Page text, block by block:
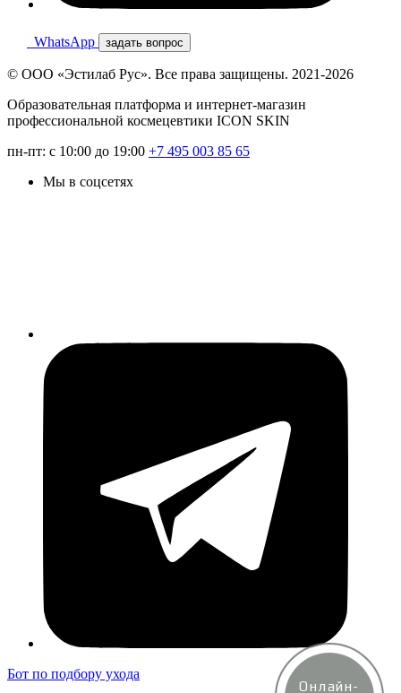
WhatsApp задать вопрос
© ООО «Эстилаб Рус». Все права защищены. 2021-2026
Образовательная платформа и интернет-магазин
профессиональной космецевтики ICON SKIN
пн-пт: с 10:00 до 19:00 +7 495 003 85 65
Мы в соцсетях
Онлайн-
Бот по подбору ухода